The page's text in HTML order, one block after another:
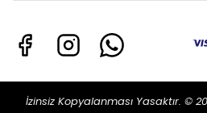
İzinsiz Kopyalanması Yasaktır. ©